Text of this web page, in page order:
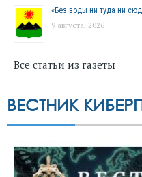
«Без воды ни туда ни
9 августа, 2026
Все статьи из газеты
ВЕСТНИК